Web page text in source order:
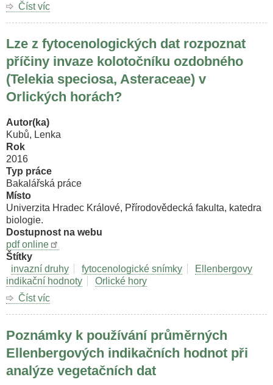
Číst víc
poměru
kořen:prýt
u
semenáčků.
Lze z fytocenologických dat rozpoznat
příčiny invaze kolotočníku ozdobného
(Telekia speciosa, Asteraceae) v
Orlických horách?
Autor(ka)
Kubů, Lenka
Rok
2016
Typ práce
Bakalářská práce
Místo
Univerzita Hradec Králové, Přírodovědecká fakulta, katedra
biologie.
Dostupnost na webu
pdf online
Štítky
invazní druhy
fytocenologické snímky
Ellenbergovy
indikační hodnoty
Orlické hory
Číst víc
fytocenologických
rozpoznat
příčiny
Poznámky k používání průměrných
Ellenbergových indikačních hodnot při
analýze vegetačních dat